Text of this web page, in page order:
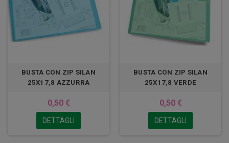
BUSTA CON ZIP SILAN
25X17,8 AZZURRA
0,50 €
DETTAGLI
BUSTA CON ZIP SILAN
25X17,8 VERDE
0,50 €
DETTAGLI